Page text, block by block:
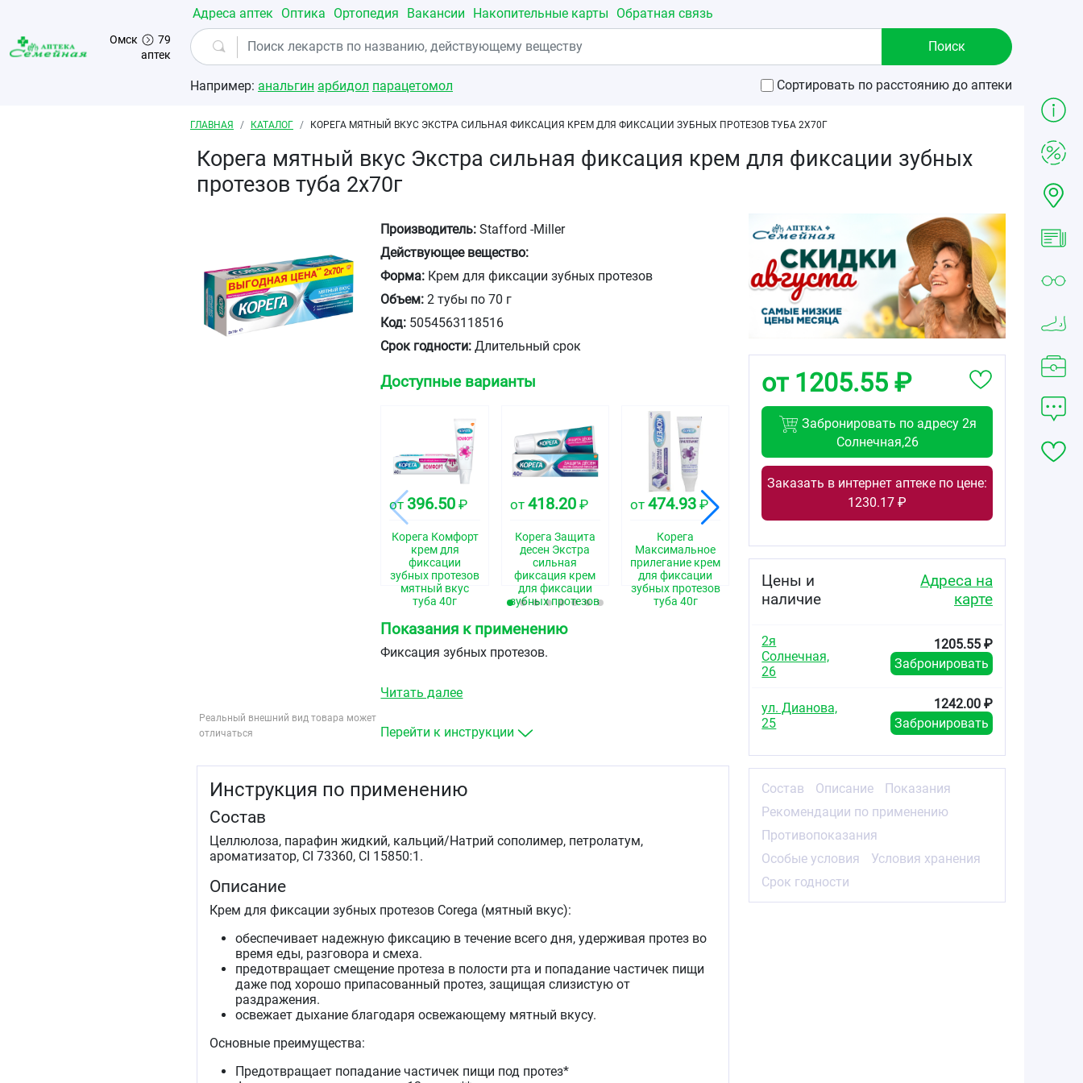
Перейти к основному содержанию
Омск
79
аптек
Адреса аптек Оптика Ортопедия Вакансии Накопительные карты Обратная связь
Например: анальгин арбидол парацетомол Сортировать по расстоянию до аптеки
Строка навигации
ГЛАВНАЯ КАТАЛОГ КОРЕГА МЯТНЫЙ ВКУС ЭКСТРА СИЛЬНАЯ ФИКСАЦИЯ КРЕМ ДЛЯ ФИКСАЦИИ ЗУБНЫХ ПРОТЕЗОВ ТУБА 2Х70Г
Корега мятный вкус Экстра сильная фиксация крем для фиксации зубных
протезов туба 2х70г
Реальный внешний вид товара может
отличаться
Производитель: Stafford -Miller
Действующее вещество:
Форма: Крем для фиксации зубных протезов
Объем: 2 тубы по 70 г
Код: 5054563118516
Срок годности: Длительный срок
Доступные варианты
от 396.50 ₽
Корега Комфорт
крем для
фиксации
зубных протезов
мятный вкус
туба 40г
от 418.20₽
Корега Защита
десен Экстра
сильная
фиксация крем
для фиксации
зубных протезов
от474.93 ₽
Корега
Максимальное
прилегание крем
для фиксации
зубных протезов
туба 40г
нейтральный
вкус Экстра
сильная
фиксация крем
для фиксации
от 500.00
Освежающий
вкус Экстра
сильная
фиксация крем
вкус экстра
зубных протезов
Показания к применению
Фиксация зубных протезов.
Читать далее
Перейти к инструкции
Инструкция по применению
Состав
Целлюлоза, парафин жидкий, кальций/Натрий сополимер, петролатум,
ароматизатор, CI 73360, CI 15850:1.
Описание
Крем для фиксации зубных протезов Сorega (мятный вкус):
обеспечивает надежную фиксацию в течение всего дня, удерживая протез во
время еды, разговора и смеха.
предотвращает смещение протеза в полости рта и попадание частичек пищи
даже под хорошо припасованный протез, защищая слизистую от
раздражения.
освежает дыхание благодаря освежающему мятный вкусу.
Основные преимущества:
Предотвращает попадание частичек пищи под протез*
от 1205.55 ₽
Забронировать по адресу 2я
Солнечная,26
Заказать в интернет аптеке по цене:
1230.17 ₽
Цены и
наличие
Адреса на
карте
2я
Солнечная,
26
1205.55 ₽
Забронировать
ул. Дианова,
25
1242.00 ₽
Забронировать
Состав Описание
Показания
Рекомендации по применению
Противопоказания
Особые условия
Условия хранения
Срок годности